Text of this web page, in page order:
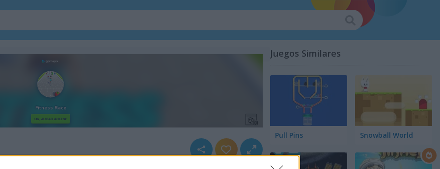
Juegos De Pacman
Juegos Similares
Pull Pins Snowball World